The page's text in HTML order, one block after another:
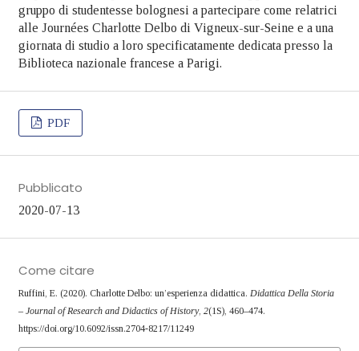
gruppo di studentesse bolognesi a partecipare come relatrici
alle Journées Charlotte Delbo di Vigneux-sur-Seine e a una
giornata di studio a loro specificatamente dedicata presso la
Biblioteca nazionale francese a Parigi.
PDF
Pubblicato
2020-07-13
Come citare
Ruffini, E. (2020). Charlotte Delbo: un’esperienza didattica. Didattica Della Storia
– Journal of Research and Didactics of History, 2(1S), 460–474.
https://doi.org/10.6092/issn.2704-8217/11249